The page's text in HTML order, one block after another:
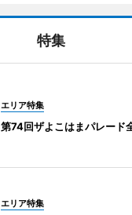
特集
エリア特集
第74回ザよこはまパレー
エリア特集